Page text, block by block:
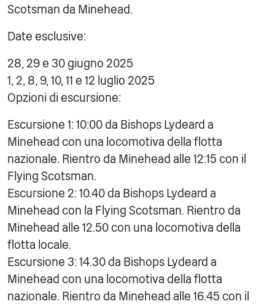
Scotsman da Minehead.
Date esclusive:
28, 29 e 30 giugno 2025
1, 2, 8, 9, 10, 11 e 12 luglio 2025
Opzioni di escursione:
Escursione 1: 10:00 da Bishops Lydeard a
Minehead con una locomotiva della flotta
nazionale. Rientro da Minehead alle 12:15 con il
Flying Scotsman.
Escursione 2: 10.40 da Bishops Lydeard a
Minehead con la Flying Scotsman. Rientro da
Minehead alle 12.50 con una locomotiva della
flotta locale.
Escursione 3: 14.30 da Bishops Lydeard a
Minehead con una locomotiva della flotta
nazionale. Rientro da Minehead alle 16.45 con il